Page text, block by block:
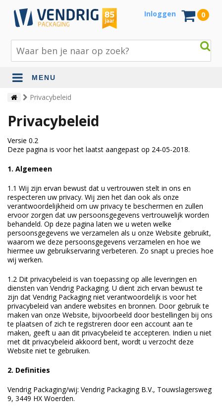
Inloggen 0
MENU
Beschermingsmateriaal
Bouw- en tuinmaterialen
Inpak - en verzendmaterialen
Jute en lopers
Papier en karton
Tape en stickers
Verhuismaterialen
Duurzame verpakkingen
Bedrukte verpakkingen
Privacybeleid
Privacybeleid
Versie 0.2
Deze pagina is voor het laatst aangepast op 24-05-2018.
1. Algemeen
1.1 Wij zijn ervan bewust dat u vertrouwen stelt in ons en
respecteren uw privacy. Wij zien het dan ook als onze
verantwoordelijkheid om uw privacy te beschermen en zullen
ervoor zorgen dat uw persoonsgegevens vertrouwelijk worden
behandeld. Op deze pagina laten we u weten welke
persoonsgegevens we verzamelen als u onze Website gebruikt,
waarom we deze persoonsgegevens verzamelen en hoe we
hiermee uw gebruikservaring verbeteren. Zo snapt u precies hoe
wij werken.
1.2 Dit privacybeleid is van toepassing op alle leveringen en
diensten van Vendrig Packaging. U dient zich ervan bewust te
zijn dat Vendrig Packaging niet verantwoordelijk is voor het
privacybeleid van andere websites en bronnen. Door gebruik te
maken van onze Website, bijvoorbeeld door bestellingen bij ons
te plaatsen of zich te registreren door een account aan te
maken, geeft u aan dit privacybeleid te accepteren. Indien u niet
met dit privacybeleid akkoord bent, wordt u verzocht deze
Website niet te gebruiken.
2. Definities
Vendrig Packaging/wij: Vendrig Packaging B.V., Touwslagersweg
9, 3449 HX Woerden.